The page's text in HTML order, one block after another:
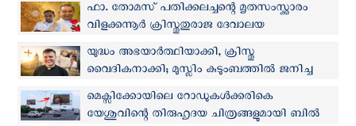
ഫാ. തോമസ് പതിക്കലച്ചന്റെ മൃതസംസ്ക്കാരം
വിളക്കന്നൂർ ക്രിസ്തുതുരാജ ദേവാലയ
സെമിത്തേരിയില്‍
യുദ്ധം അഭയാർത്ഥിയാക്കി, ക്രിസ്തു
വൈദികനാക്കി; മുസ്ലിം കുടുംബത്തില്‍ ജനിച്ച
സെനാദ് ഇന്ന് കത്തോലിക്ക വൈദികന്‍
മെക്സിക്കോയിലെ റോഡുകള്‍ക്കരികെ
യേശുവിന്റെ തിരുഹൃദയ ചിത്രങ്ങളുമായി ബില്‍